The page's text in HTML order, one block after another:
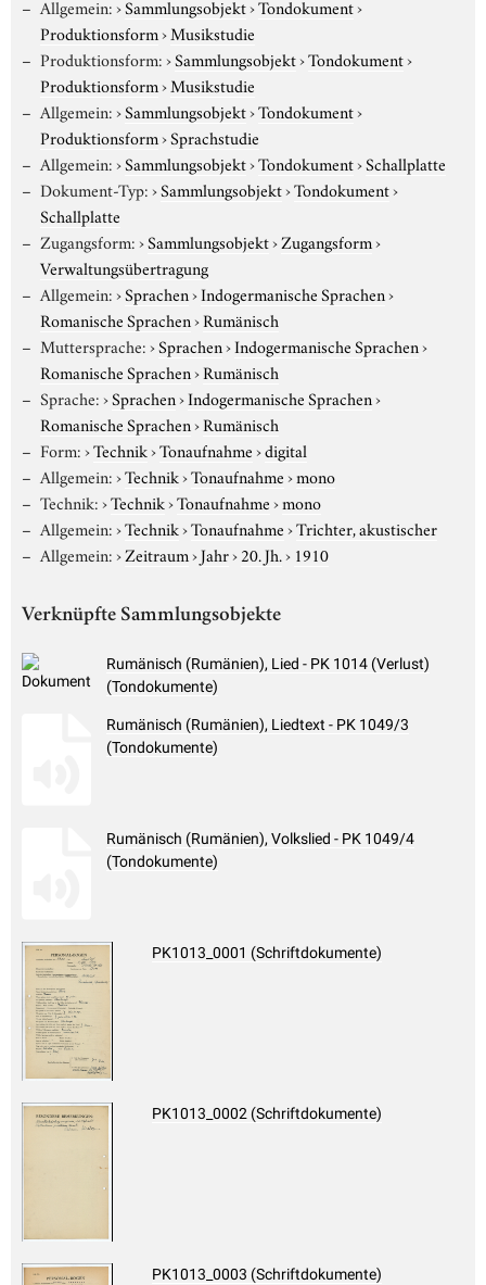
Allgemein:›Sammlungsobjekt›Tondokument›
Produktionsform›Musikstudie
Produktionsform:›Sammlungsobjekt›Tondokument›
Produktionsform›Musikstudie
Allgemein:›Sammlungsobjekt›Tondokument›
Produktionsform›Sprachstudie
Allgemein:›Sammlungsobjekt›Tondokument›Schallplatte
Dokument-Typ:›Sammlungsobjekt›Tondokument›
Schallplatte
Zugangsform:›Sammlungsobjekt›Zugangsform›
Verwaltungsübertragung
Allgemein:›Sprachen›Indogermanische Sprachen›
Romanische Sprachen›Rumänisch
Muttersprache:›Sprachen›Indogermanische Sprachen›
Romanische Sprachen›Rumänisch
Sprache:›Sprachen›Indogermanische Sprachen›
Romanische Sprachen›Rumänisch
Form:›Technik›Tonaufnahme›digital
Allgemein:›Technik›Tonaufnahme›mono
Technik:›Technik›Tonaufnahme›mono
Allgemein:›Technik›Tonaufnahme›Trichter, akustischer
Allgemein:›Zeitraum›Jahr›20. Jh.› 1910
Verknüpfte Sammlungsobjekte
Rumänisch (Rumänien), Lied - PK 1014 (Verlust)
(Tondokumente)
Rumänisch (Rumänien), Liedtext - PK 1049/3
(Tondokumente)
Rumänisch (Rumänien), Volkslied - PK 1049/4
(Tondokumente)
PK1013_0001 (Schriftdokumente)
PK1013_0002 (Schriftdokumente)
PK1013_0003 (Schriftdokumente)